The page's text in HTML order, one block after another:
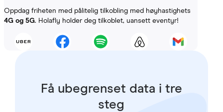
Oppdag friheten med pålitelig tilkobling med høyhastighets
4G og 5G. Holafly holder deg tilkoblet, uansett eventyr!
Få ubegrenset data i tre
steg